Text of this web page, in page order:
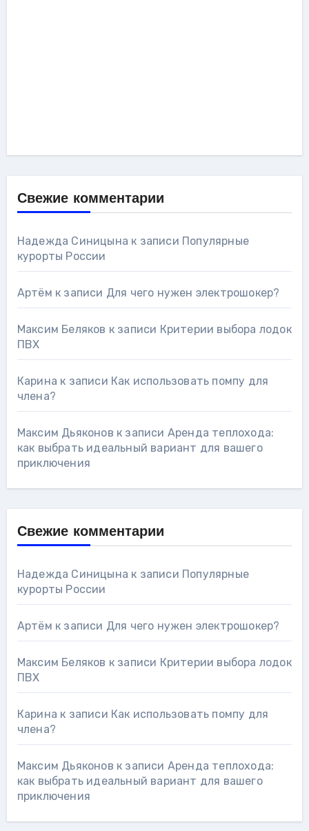
Свежие комментарии
Надежда Синицына к записи Популярные
курорты России
Артём к записи Для чего нужен электрошокер?
Максим Беляков к записи Критерии выбора лодок
ПВХ
Карина к записи Как использовать помпу для
члена?
Максим Дьяконов к записи Аренда теплохода:
как выбрать идеальный вариант для вашего
приключения
Свежие комментарии
Надежда Синицына к записи Популярные
курорты России
Артём к записи Для чего нужен электрошокер?
Максим Беляков к записи Критерии выбора лодок
ПВХ
Карина к записи Как использовать помпу для
члена?
Максим Дьяконов к записи Аренда теплохода:
как выбрать идеальный вариант для вашего
приключения